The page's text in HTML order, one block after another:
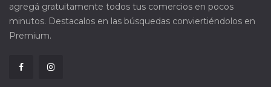
agregá gratuitamente todos tus comercios en pocos
minutos. Destacalos en las búsquedas conviertiéndolos en
Premium.